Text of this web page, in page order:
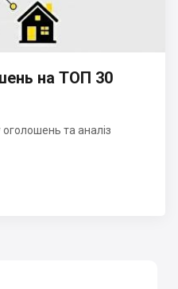
на ТОП 30
та аналіз